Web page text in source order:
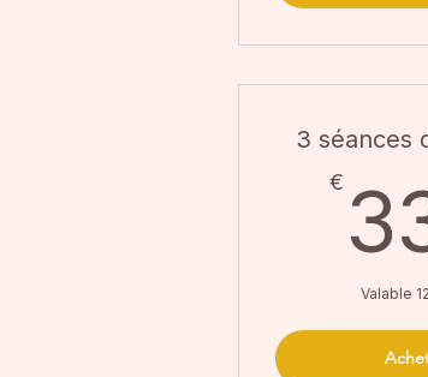
3 séances
€
Valable